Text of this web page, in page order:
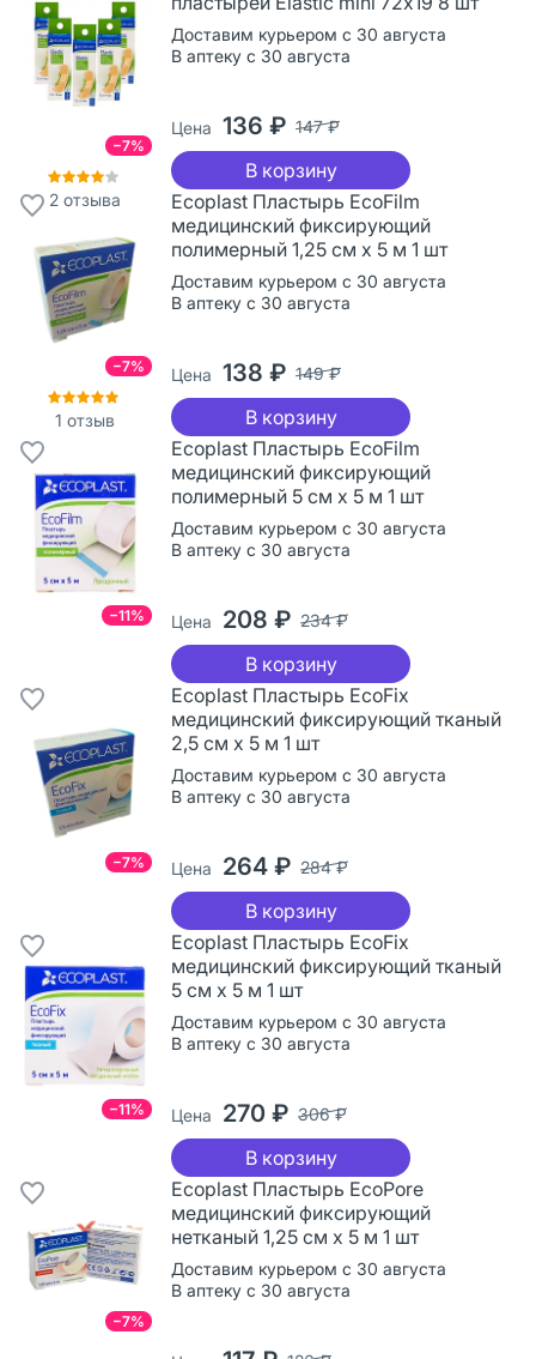
−7%
2 отзыва
Доставим курьером с 30 августа
В аптеку с 30 августа
Цена 136 ₽ 147 ₽
В корзину
−7%
1 отзыв
Ecoplast Пластырь EcoFilm
медицинский фиксирующий
полимерный 1,25 см х 5 м 1 шт
Доставим курьером с 30 августа
В аптеку с 30 августа
Цена 138 ₽ 149 ₽
В корзину
−11%
Ecoplast Пластырь EcoFilm
медицинский фиксирующий
полимерный 5 см х 5 м 1 шт
Доставим курьером с 30 августа
В аптеку с 30 августа
Цена 208 ₽ 234 ₽
В корзину
−7%
Ecoplast Пластырь EcoFix
медицинский фиксирующий тканый
2,5 см х 5 м 1 шт
Доставим курьером с 30 августа
В аптеку с 30 августа
Цена 264 ₽ 284 ₽
В корзину
−11%
Ecoplast Пластырь EcoFix
медицинский фиксирующий тканый
5 см х 5 м 1 шт
Доставим курьером с 30 августа
В аптеку с 30 августа
Цена 270 ₽ 306 ₽
В корзину
−7%
Ecoplast Пластырь EcoPore
медицинский фиксирующий
нетканый 1,25 см х 5 м 1 шт
Доставим курьером с 30 августа
В аптеку с 30 августа